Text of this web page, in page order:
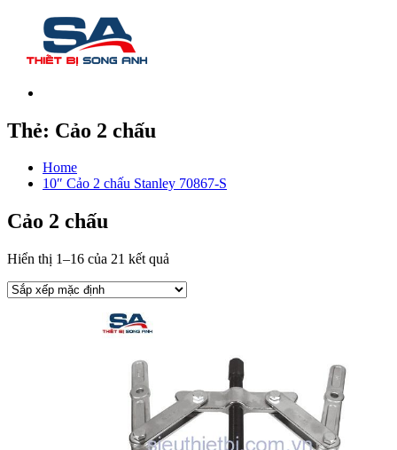
Thẻ: Cảo 2 chấu
Home
10″ Cảo 2 chấu Stanley 70867-S
Cảo 2 chấu
Hiển thị 1–16 của 21 kết quả